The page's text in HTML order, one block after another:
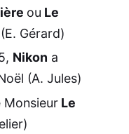
ou Le
(E. Gérard)
Nikon a
(A. Jules)
Monsieur Le